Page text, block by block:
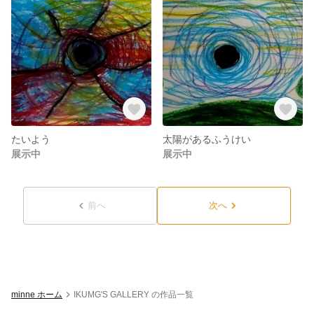
たいよう
展示中
太陽があるふうけい
展示中
前へ 次へ
minne ホーム IKUMG'S GALLERY の作品一覧